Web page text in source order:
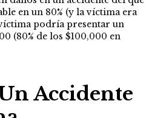
en un 80% (y la víctima era
podría presentar un
(80% de los $100,000 en
Accidente